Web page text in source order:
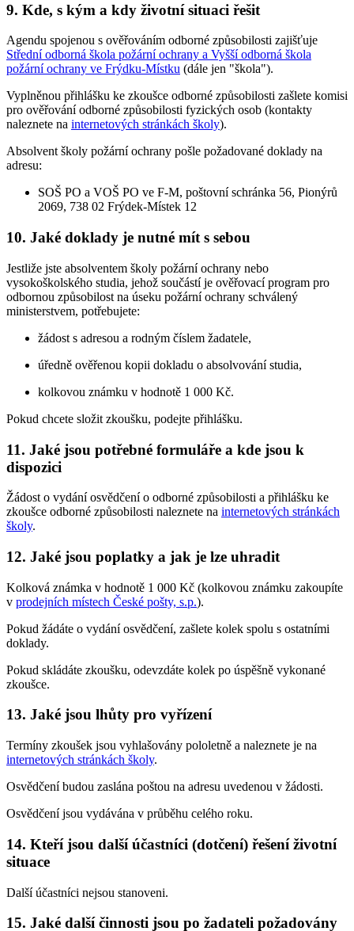
9. Kde, s kým a kdy životní situaci řešit
Agendu spojenou s ověřováním odborné způsobilosti zajišťuje
Střední odborná škola požární ochrany a Vyšší odborná škola
požární ochrany ve Frýdku-Místku (dále jen "škola").
Vyplněnou přihlášku ke zkoušce odborné způsobilosti zašlete komisi
pro ověřování odborné způsobilosti fyzických osob (kontakty
naleznete na internetových stránkách školy).
Absolvent školy požární ochrany pošle požadované doklady na
adresu:
SOŠ PO a VOŠ PO ve F-M, poštovní schránka 56, Pionýrů
2069, 738 02 Frýdek-Místek 12
10. Jaké doklady je nutné mít s sebou
Jestliže jste absolventem školy požární ochrany nebo
vysokoškolského studia, jehož součástí je ověřovací program pro
odbornou způsobilost na úseku požární ochrany schválený
ministerstvem, potřebujete:
žádost s adresou a rodným číslem žadatele,
úředně ověřenou kopii dokladu o absolvování studia,
kolkovou známku v hodnotě 1 000 Kč.
Pokud chcete složit zkoušku, podejte přihlášku.
11. Jaké jsou potřebné formuláře a kde jsou k
dispozici
Žádost o vydání osvědčení o odborné způsobilosti a přihlášku ke
zkoušce odborné způsobilosti naleznete na internetových stránkách
školy.
12. Jaké jsou poplatky a jak je lze uhradit
Kolková známka v hodnotě 1 000 Kč (kolkovou známku zakoupíte
v prodejních místech České pošty, s.p.).
Pokud žádáte o vydání osvědčení, zašlete kolek spolu s ostatními
doklady.
Pokud skládáte zkoušku, odevzdáte kolek po úspěšně vykonané
zkoušce.
13. Jaké jsou lhůty pro vyřízení
Termíny zkoušek jsou vyhlašovány pololetně a naleznete je na
internetových stránkách školy.
Osvědčení budou zaslána poštou na adresu uvedenou v žádosti.
Osvědčení jsou vydávána v průběhu celého roku.
14. Kteří jsou další účastníci (dotčení) řešení životní
situace
Další účastníci nejsou stanoveni.
15. Jaké další činnosti jsou po žadateli požadovány